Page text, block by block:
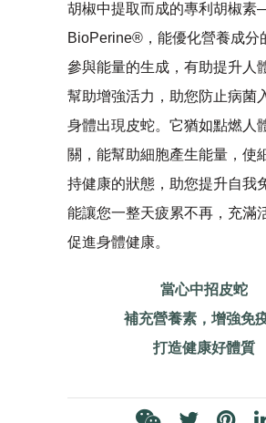
胡椒中提取而成的專利胡椒
BioPerine®，能優化營養成分
參與能量的生成，有助提升人
幫助增強活力，助您防止病菌
身體出現皮蛇。它猶如點燃人
關，能幫助細胞產生能量，使
持健康的狀態，助您提升自我
能讓您一整天疲累不再，充滿
促進身體健康。
當心中招皮蛇
補充營養素，增強免
打造健康好體質